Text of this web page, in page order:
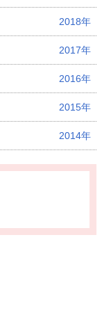
2018年
2017年
2016年
2015年
2014年